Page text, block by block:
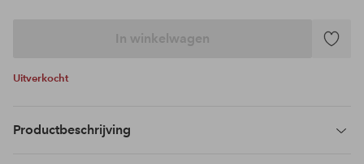
In winkelwagen
Uitverkocht
Productbeschrijving